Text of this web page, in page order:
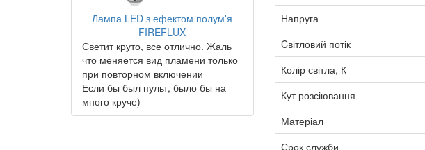
Лампа LED з ефектом полум'я
FIREFLUX
Светит круто, все отлично. Жаль
что меняется вид пламени только
при повторном включении
Если бы был пульт, было бы на
много круче)
Напруга
Cвітловий потік
Колір світла, К
Кут розсіювання
Матеріал
Срок служби